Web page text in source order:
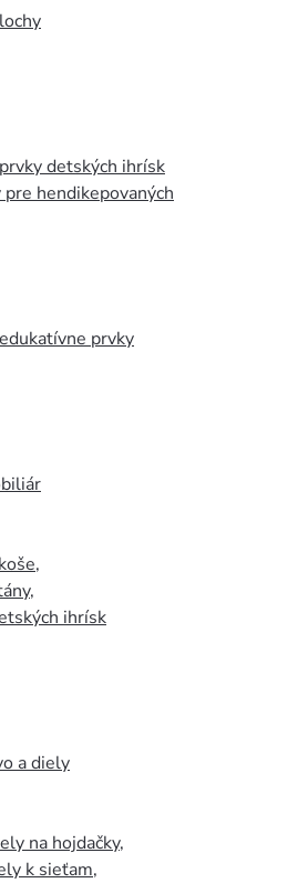
detských ihrísk
hendikepovaných
prvky
,
,
ihrísk
a diely
na hojdačky,
k sieťam,